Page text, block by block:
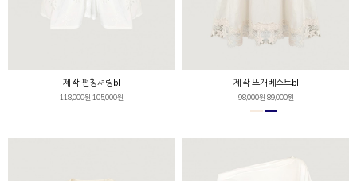
제작 펀칭셔링bl
118,000원105,000원
제작 뜨개베스트bl
98,000원89,000원